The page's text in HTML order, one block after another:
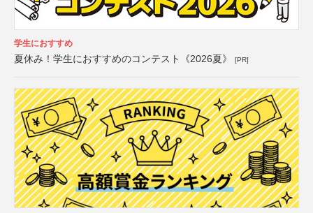
学生におすすめ
夏休み！学生におすすめのコンテスト《2026夏》 [PR]